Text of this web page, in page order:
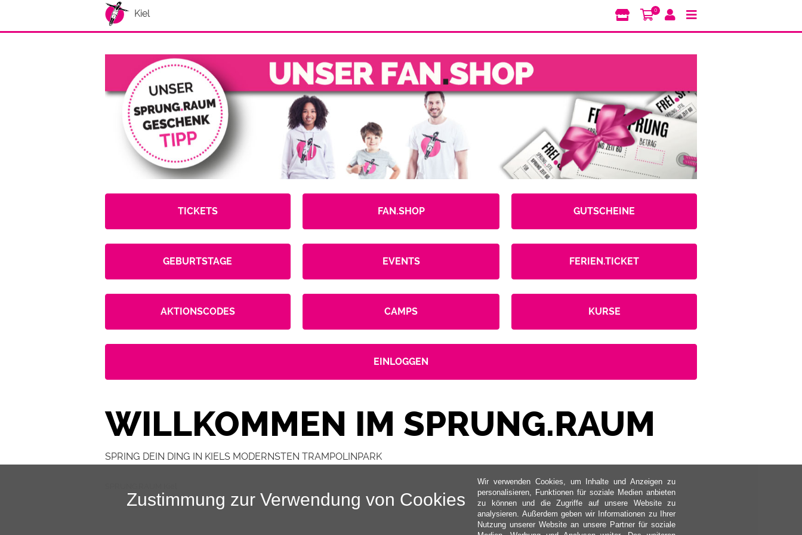
Kiel 0
TICKETS FAN.SHOP GUTSCHEINE
GEBURTSTAGE EVENTS FERIEN.TICKET
AKTIONSCODES CAMPS KURSE
EINLOGGEN
WILLKOMMEN IM SPRUNG.RAUM
SPRING DEIN DING IN KIELS MODERNSTEN TRAMPOLINPARK
Zustimmung zur Verwendung von Cookies
Wir verwenden Cookies, um Inhalte und Anzeigen zu
personalisieren, Funktionen für soziale Medien anbieten
zu können und die Zugriffe auf unsere Website zu
analysieren. Außerdem geben wir Informationen zu Ihrer
Nutzung unserer Website an unsere Partner für soziale